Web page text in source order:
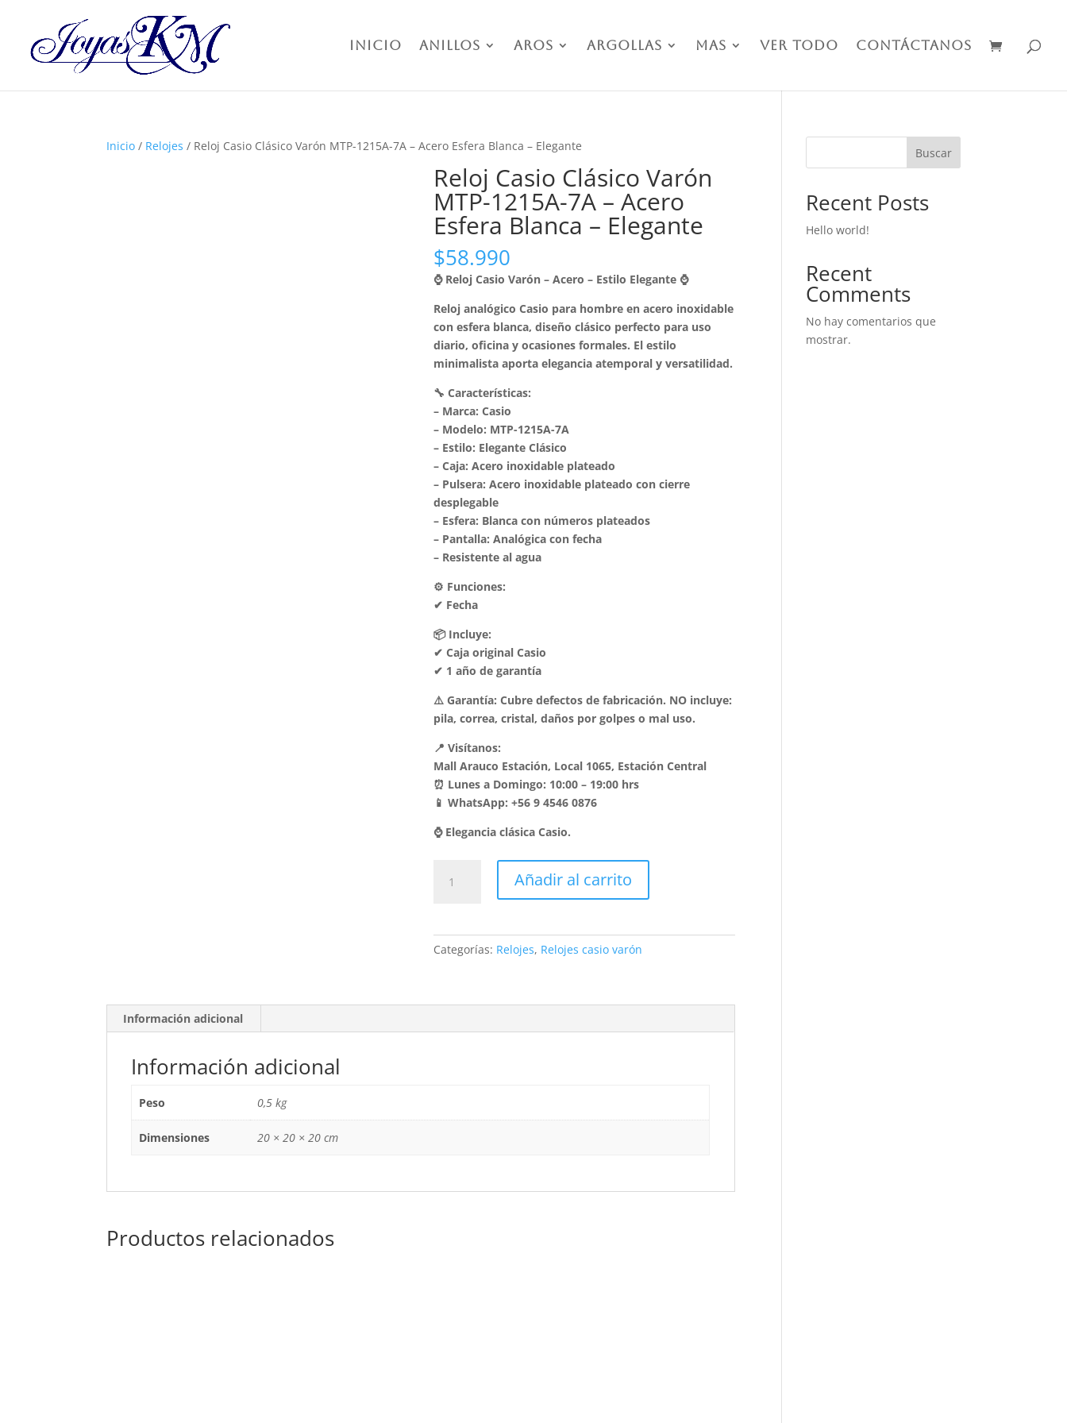
Inicio Anillos Aros Argollas Mas Ver Todo Contáctanos
Inicio / Relojes / Reloj Casio Clásico Varón MTP-1215A-7A – Acero Esfera Blanca – Elegante
Reloj Casio Clásico Varón
MTP-1215A-7A – Acero
Esfera Blanca – Elegante
$58.990
⌚ Reloj Casio Varón – Acero – Estilo Elegante ⌚
Reloj analógico Casio para hombre en acero inoxidable
con esfera blanca, diseño clásico perfecto para uso
diario, oficina y ocasiones formales. El estilo
minimalista aporta elegancia atemporal y versatilidad.
🔧 Características:
– Marca: Casio
– Modelo: MTP-1215A-7A
– Estilo: Elegante Clásico
– Caja: Acero inoxidable plateado
– Pulsera: Acero inoxidable plateado con cierre
desplegable
– Esfera: Blanca con números plateados
– Pantalla: Analógica con fecha
– Resistente al agua
⚙️ Funciones:
✔ Fecha
📦 Incluye:
✔ Caja original Casio
✔ 1 año de garantía
⚠️ Garantía: Cubre defectos de fabricación. NO incluye:
pila, correa, cristal, daños por golpes o mal uso.
📍 Visítanos:
Mall Arauco Estación, Local 1065, Estación Central
⏰ Lunes a Domingo: 10:00 – 19:00 hrs
📱 WhatsApp: +56 9 4546 0876
⌚ Elegancia clásica Casio.
Casio
1215A-
Esfera
Añadir al carrito
Categorías: Relojes, Relojes casio varón
Información adicional
Información adicional
Peso 0,5 kg
Dimensiones 20 × 20 × 20 cm
Productos relacionados
Buscar
Recent Posts
Hello world!
Recent
Comments
No hay comentarios que
mostrar.